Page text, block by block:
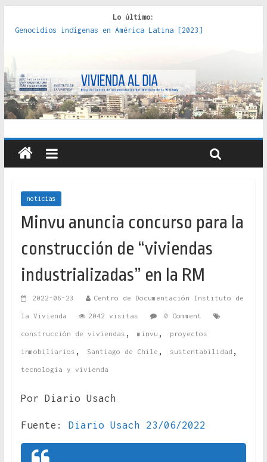
Lo último:
Genocidios indígenas en América Latina [2023]
políticas, prácticas y representaciones [2022]
crítica de las fronteras latinoamericanas [2020]
Criterios técnicos para una vivienda adecuada [2019]
Red de consultorios de la Caja del Seguro Obrero en
Santiago : un patrimonio emblemático [2014]
noticias
Minvu anuncia concurso para la
construcción de “viviendas
industrializadas” en la RM
2022-06-23 Centro de Documentación Instituto de
la Vivienda 2042 visitas 0 Comment
construcción de viviendas , minvu , proyectos
inmobiliarios , Santiago de Chile , sustentabilidad ,
tecnologia y vivienda
Por Diario Usach
Fuente: Diario Usach 23/06/2022